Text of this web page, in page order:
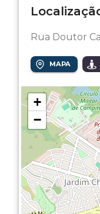
Rua Doutor
MAPA
+
−